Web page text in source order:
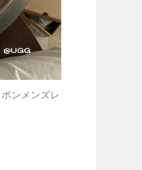
ポンメンズレ